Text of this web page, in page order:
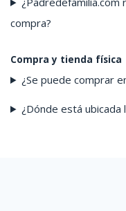
compra?
Compra y tienda física
¿Se puede comprar
¿Dónde está ubicada